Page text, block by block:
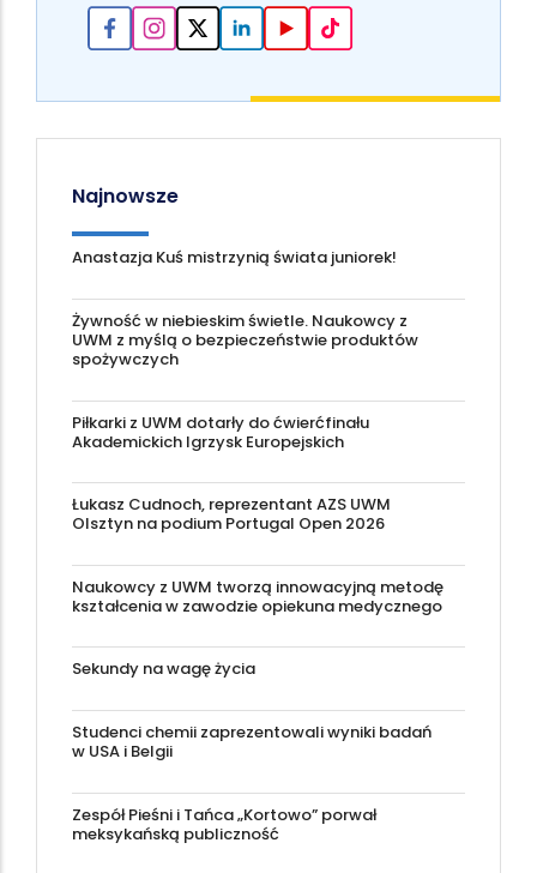
Najnowsze
Anastazja Kuś mistrzynią świata juniorek!
Żywność w niebieskim świetle. Naukowcy z
UWM z myślą o bezpieczeństwie produktów
spożywczych
Piłkarki z UWM dotarły do ćwierćfinału
Akademickich Igrzysk Europejskich
Łukasz Cudnoch, reprezentant AZS UWM
Olsztyn na podium Portugal Open 2026
Naukowcy z UWM tworzą innowacyjną metodę
kształcenia w zawodzie opiekuna medycznego
Sekundy na wagę życia
Studenci chemii zaprezentowali wyniki badań
w USA i Belgii
Zespół Pieśni i Tańca „Kortowo” porwał
meksykańską publiczność